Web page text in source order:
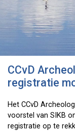
CCvD
registratie
Het CCvD
voorstel van SIKB
registratie op te